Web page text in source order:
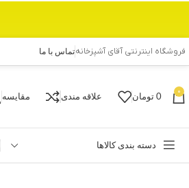
فروشگاه اینترنتی آقای آشپزخانهتماس با ما
0
0 تومان علاقه مندی مقایسه
دسته بندی کالاها